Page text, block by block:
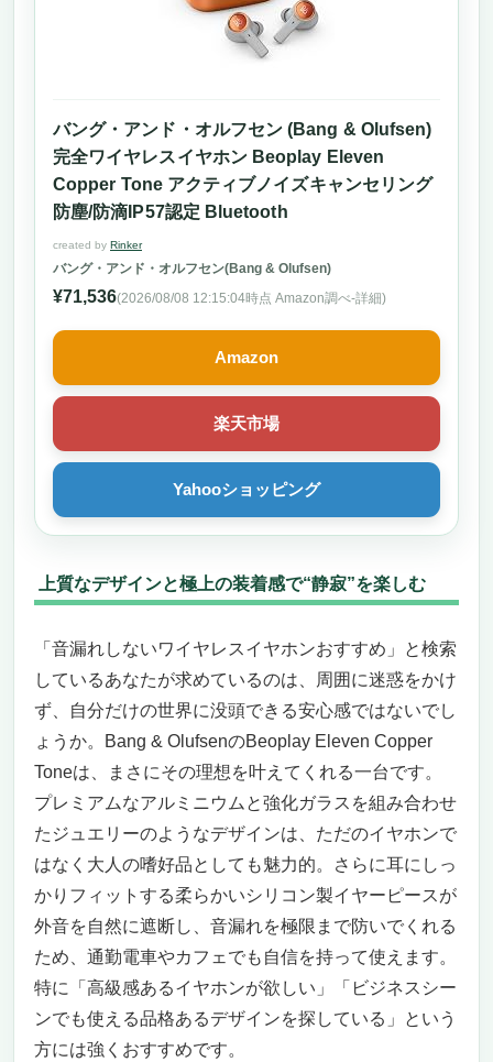
バング・アンド・オルフセン (Bang & Olufsen)
完全ワイヤレスイヤホン Beoplay Eleven
Copper Tone アクティブノイズキャンセリング
防塵/防滴IP57認定 Bluetooth
created by Rinker
バング・アンド・オルフセン(Bang & Olufsen)
¥71,536(2026/08/08 12:15:04時点 Amazon調べ-詳細)
Amazon
楽天市場
Yahooショッピング
上質なデザインと極上の装着感で“静寂”を楽しむ
「音漏れしないワイヤレスイヤホンおすすめ」と検索
しているあなたが求めているのは、周囲に迷惑をかけ
ず、自分だけの世界に没頭できる安心感ではないでし
ょうか。Bang & OlufsenのBeoplay Eleven Copper
Toneは、まさにその理想を叶えてくれる一台です。
プレミアムなアルミニウムと強化ガラスを組み合わせ
たジュエリーのようなデザインは、ただのイヤホンで
はなく大人の嗜好品としても魅力的。さらに耳にしっ
かりフィットする柔らかいシリコン製イヤーピースが
外音を自然に遮断し、音漏れを極限まで防いでくれる
ため、通勤電車やカフェでも自信を持って使えます。
特に「高級感あるイヤホンが欲しい」「ビジネスシー
ンでも使える品格あるデザインを探している」という
方には強くおすすめです。